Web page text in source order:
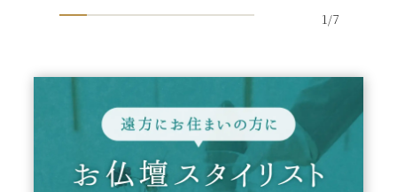
1 /7